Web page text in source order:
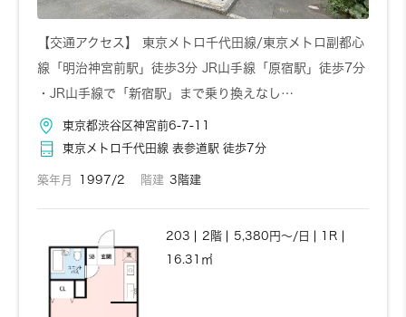
【交通アクセス】 東京メトロ千代田線/東京メトロ副都心
線「明治神宮前駅」徒歩3分 JR山手線「原宿駅」徒歩7分
・JR山手線で「新宿駅」まで乗り換えなし…
東京都渋谷区神宮前6-7-11
東京メトロ千代田線 表参道駅 徒歩7分
築年月 1997/2 階建 3階建
203 2階 5,380円～/日
1R
16.31㎡